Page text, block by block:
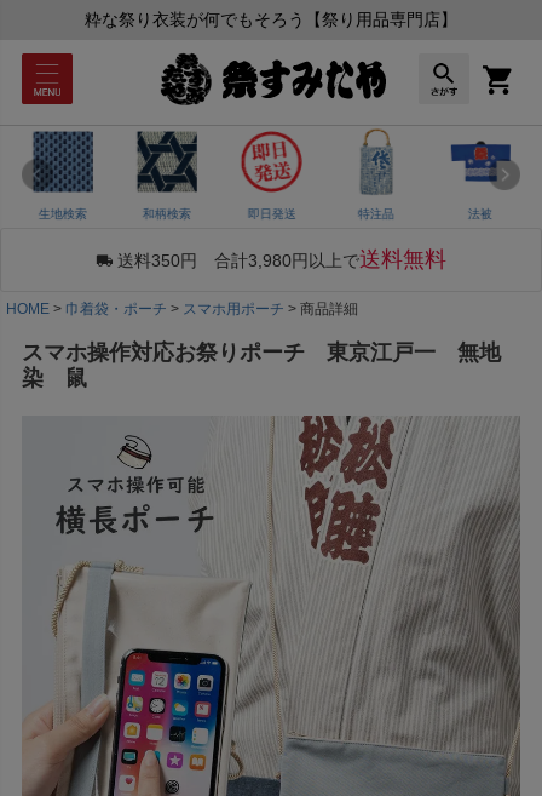
粋な祭り衣装が何でもそろう【祭り用品専門店】
生地検索 和柄検索 即日発送 特注品 法被
送料350円 合計3,980円以上で送料無料
HOME 巾着袋・ポーチ スマホ用ポーチ 商品詳細
スマホ操作対応お祭りポーチ 東京江戸一 無地
染 鼠